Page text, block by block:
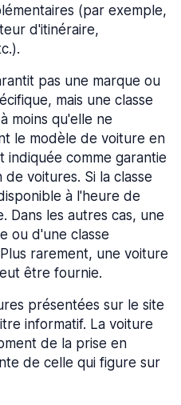
(par exemple,
d'itinéraire,
pas une marque ou
mais une classe
moins qu'elle ne
le modèle de voiture en
indiquée comme garantie
voitures. Si la classe
à l'heure de
Dans les autres cas, une
ou d'une classe
rarement, une voiture
être fournie.
présentées sur le site
informatif. La voiture
de la prise en
de celle qui figure sur